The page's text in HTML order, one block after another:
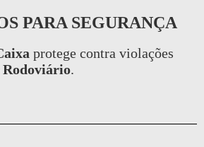
PARA SEGURANÇA
protege contra violações
.